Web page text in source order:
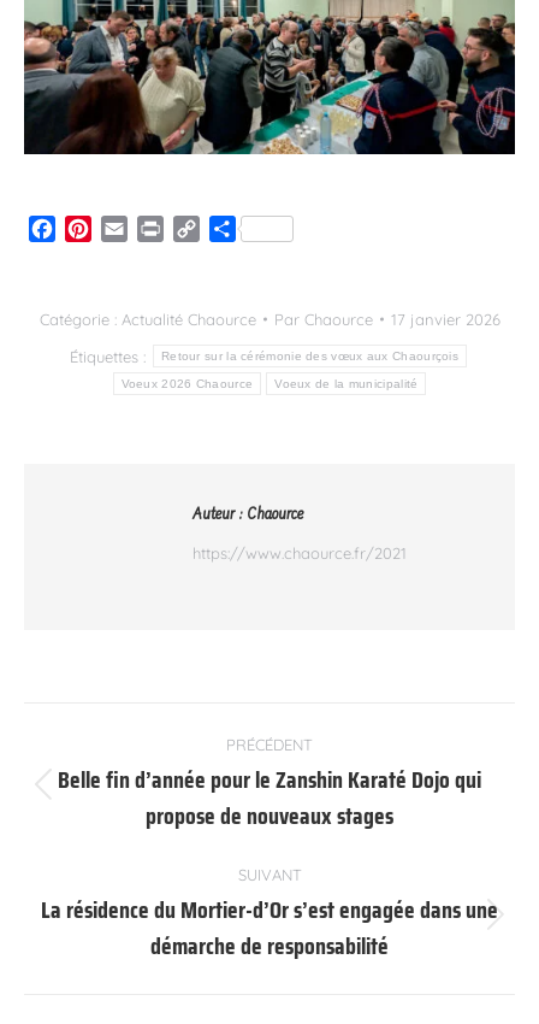
Facebook
Pinterest
Email Print
CopyPartager
Catégorie : Actualité Chaource Par Chaource
17 janvier 2026
Étiquettes :
Retour sur la cérémonie des vœux aux Chaourçois
Voeux 2026 Chaource Voeux de la municipalité
Auteur : Chaource
https://www.chaource.fr/2021
article
PRÉCÉDENT
précédent
Belle fin d’année pour le Zanshin Karaté Dojo qui
propose de nouveaux stages
SUIVANT
suivant
La résidence du Mortier-d’Or s’est engagée dans une
démarche de responsabilité